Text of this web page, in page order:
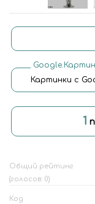
Картинки с
1
Общий рейтинг
(голосов: 0)
Код